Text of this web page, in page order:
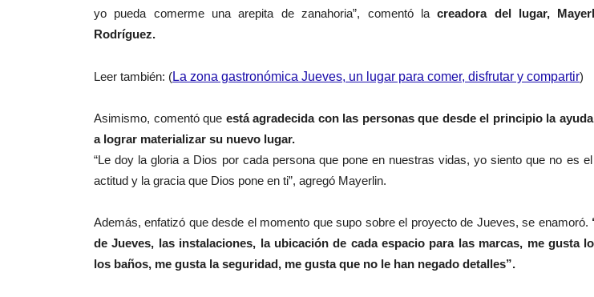
yo pueda comerme una arepita de zanahoria”, comentó lacreadora del lugar,
Rodríguez.
Leer también: (La zona gastronómica Jueves, un lugar para comer, disfrutar y compartir)
Asimismo, comentó que está agradecida con las personas que desde el principio la
a lograr materializar su nuevo lugar.
“Le doy la gloria a Dios por cada persona que pone en nuestras vidas, yo siento que no es
actitud y la gracia que Dios pone en ti”, agregó Mayerlin.
Además, enfatizó que desde el momento que supo sobre el proyecto de Jueves, se enamoró.
de Jueves, las instalaciones, la ubicación de cada espacio para las marcas, me gusta
los baños, me gusta la seguridad, me gusta que no le han negado detalles”.